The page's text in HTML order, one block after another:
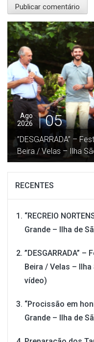
Ago
2026
05
”DESGARRADA” –
Beira / Velas – Ilha
RECENTES
“RECREIO
Grande – Ilha de
”DESGARRADA”
Beira / Velas –
vídeo)
“Procissão em
Grande – Ilha de